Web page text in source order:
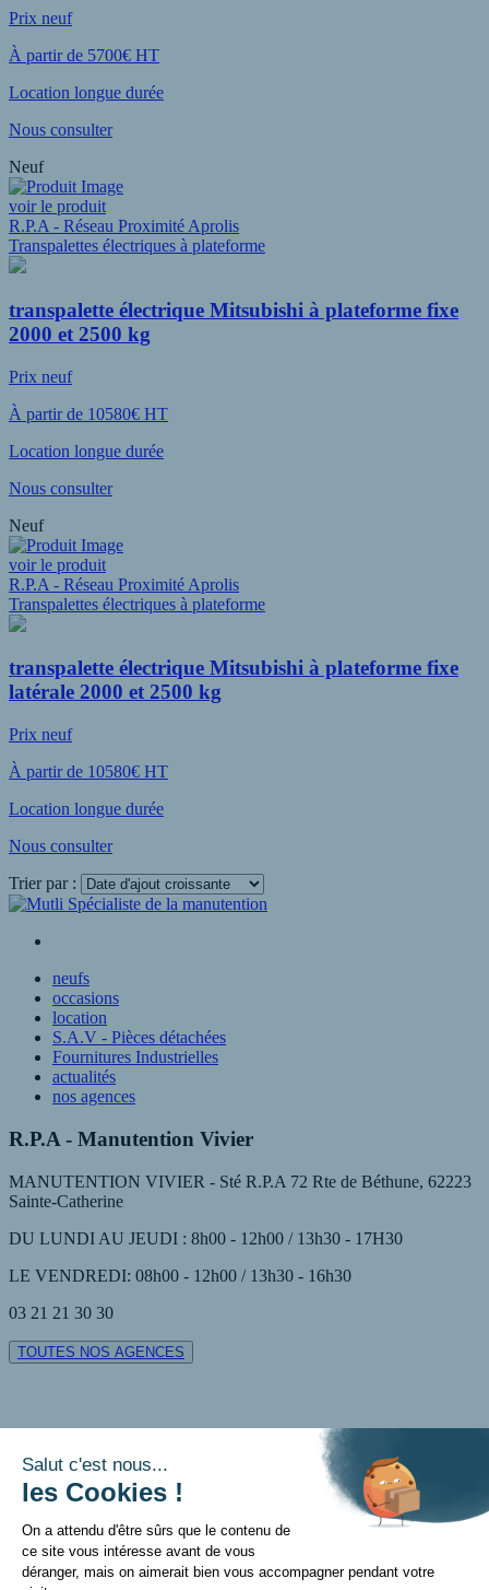
Prix neuf
À partir de 5700€ HT
Location longue durée
Nous consulter
Neuf
voir le produit
R.P.A - Réseau Proximité Aprolis
Transpalettes électriques à plateforme
transpalette électrique Mitsubishi à plateforme fixe
2000 et 2500 kg
Prix neuf
À partir de 10580€ HT
Location longue durée
Nous consulter
Neuf
voir le produit
R.P.A - Réseau Proximité Aprolis
Transpalettes électriques à plateforme
transpalette électrique Mitsubishi à plateforme fixe
latérale 2000 et 2500 kg
Prix neuf
À partir de 10580€ HT
Location longue durée
Nous consulter
Trier par :
neufs
occasions
location
S.A.V - Pièces détachées
Fournitures Industrielles
actualités
nos agences
R.P.A - Manutention Vivier
MANUTENTION VIVIER - Sté R.P.A 72 Rte de Béthune, 62223
Sainte-Catherine
DU LUNDI AU JEUDI : 8h00 - 12h00 / 13h30 - 17H30
LE VENDREDI: 08h00 - 12h00 / 13h30 - 16h30
03 21 21 30 30
TOUTES NOS AGENCES